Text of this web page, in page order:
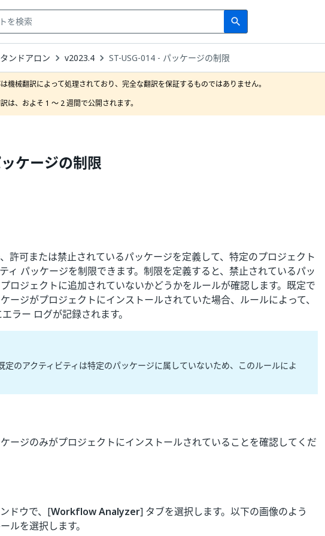
search
Search
ンドアロン v2023.4 ST-USG-014 - パッケージの制限
機械翻訳によって処理されており、完全な翻訳を保証するものではありません。
は、およそ 1 ～ 2 週間で公開されます。
ケージの制限
許可または禁止されているパッケージを定義して、特定のプロジェクト
ィ パッケージを制限できます。制限を定義すると、禁止されているパッ
ロジェクトに追加されていないかどうかをルールが確認します。既定で
ージがプロジェクトにインストールされていた場合、ルールによって、
ラー ログが記録されます。
のアクティビティは特定のパッケージに属していないため、このルールによ
ージのみがプロジェクトにインストールされていることを確認してくだ
ドウで、[Workflow Analyzer] タブを選択します。以下の画像のよう
ルを選択します。